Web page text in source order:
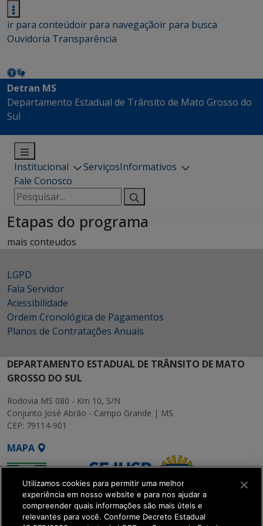
ir para conteúdoir para navegaçãoir para busca
Ouvidoria Transparência
Detran MS
Departamento Estadual de Trânsito de Mato Grosso do
Sul
Institucional ServiçosInformativos
Fale Conosco
Pesquisar
por:
Etapas do programa
mais conteudos
LGPD
Fala Servidor
Acessibilidade
Ordem Cronológica de Pagamentos
Planos de Contratações Anuais
DEPARTAMENTO ESTADUAL DE TRÂNSITO DE MATO
GROSSO DO SUL
Rodovia MS 080 - Km 10, S/N
Conjunto José Abrão - Campo Grande | MS
CEP: 79114-901
MAPA
Utilizamos cookies para permitir uma melhor
experiência em nosso website e para nos ajudar a
compreender quais informações são mais úteis e
relevantes para você. Conforme Decreto Estadual